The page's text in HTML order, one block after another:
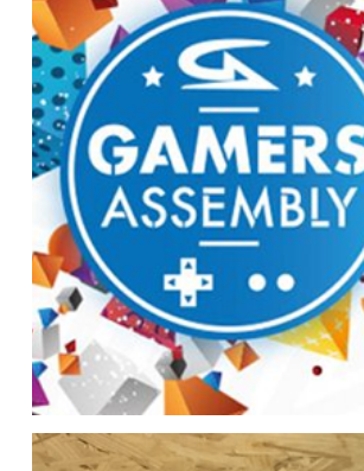
3 ateliers enfants en
2017